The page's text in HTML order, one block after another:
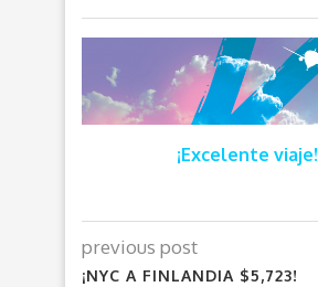
¡Excelente viaje!
previous post
¡NYC A FINLANDIA $5,723!